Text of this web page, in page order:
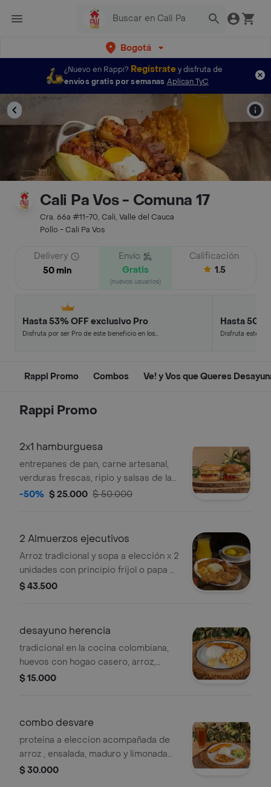
Bogotá
¿Nuevo en Rappi? Regístratey disfruta de
envíos gratis por semanas Aplican TyC
Cali Pa Vos - Comuna 17
Cra. 66a #11-70, Cali, Valle del Cauca
Pollo - Cali Pa Vos
Delivery
50 min
Envío
Gratis
(nuevos usuarios)
Calificación
1.5
Hasta 53% OFF exclusivo Pro
Disfruta por ser Pro de este beneficio en los
Hasta 50%
Disfruta este
Rappi Promo Combos Ve! y Vos que Queres
Rappi Promo
2x1 hamburguesa
entrepanes de pan, carne artesanal,
verduras frescas, ripio y salsas de la
casa
-50% $ 25.000 $ 50.000
2 Almuerzos ejecutivos
Arroz tradicional y sopa a elección x 2
unidades con principio frijol o papa a
la francesa, arroz, proteína, ensalada,
$ 43.500
desayuno herencia
tradicional en la cocina colombiana,
huevos con hogao casero, arroz,
tajada de maduro
$ 15.000
combo desvare
proteina a eleccion acompañada de
arroz , ensalada, maduro y limonada
de la casa
$ 30.000